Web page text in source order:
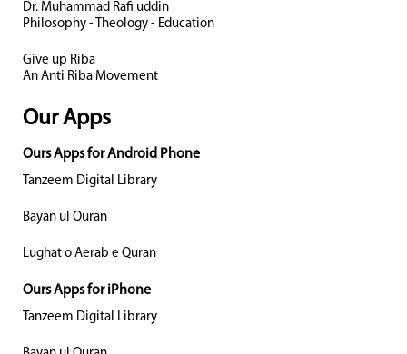
Dr. Muhammad Rafi uddin
Philosophy - Theology - Education
Give up Riba
An Anti Riba Movement
Our Apps
Ours Apps for Android Phone
Tanzeem Digital Library
Bayan ul Quran
Lughat o Aerab e Quran
Ours Apps for iPhone
Tanzeem Digital Library